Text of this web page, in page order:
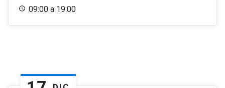
09:00 a 19:00